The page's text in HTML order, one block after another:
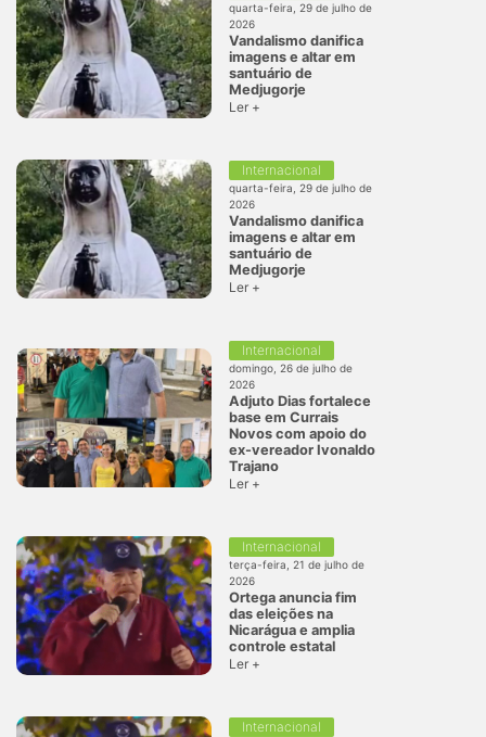
quarta-feira, 29 de julho de
2026
Vandalismo danifica
imagens e altar em
santuário de
Medjugorje
Ler +
Internacional
quarta-feira, 29 de julho de
2026
Vandalismo danifica
imagens e altar em
santuário de
Medjugorje
Ler +
Internacional
domingo, 26 de julho de
2026
Adjuto Dias fortalece
base em Currais
Novos com apoio do
ex-vereador Ivonaldo
Trajano
Ler +
Internacional
terça-feira, 21 de julho de
2026
Ortega anuncia fim
das eleições na
Nicarágua e amplia
controle estatal
Ler +
Internacional